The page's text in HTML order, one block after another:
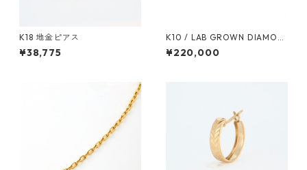
K18 地金ピアス
¥38,775
K10 / LAB GROWN DIAMON
D イエローゴールド リング
¥220,000